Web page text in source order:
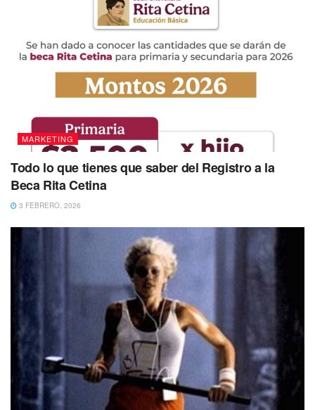
MARKETING
Todo lo que tienes que saber del Registro a la
Beca Rita Cetina
3 FEBRERO, 2026